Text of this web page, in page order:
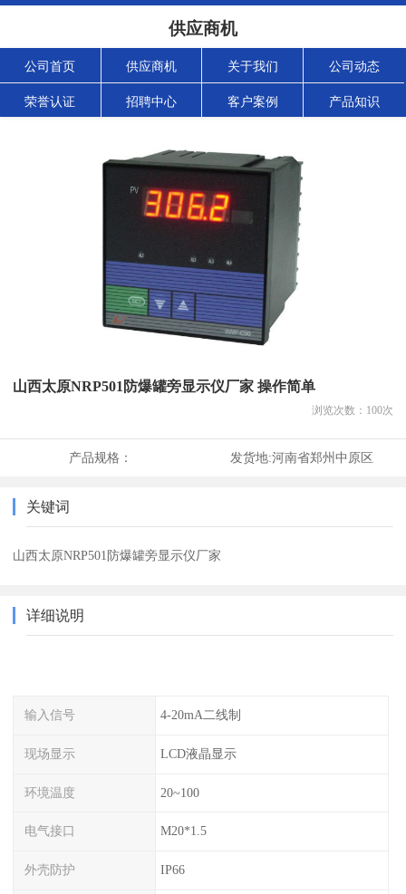
供应商机
公司首页 供应商机 关于我们 公司动态
荣誉认证 招聘中心 客户案例 产品知识
山西太原NRP501防爆罐旁显示仪厂家 操作简单
浏览次数： 100次
产品规格： 发货地:河南省郑州中原区
关键词
山西太原NRP501防爆罐旁显示仪厂家
详细说明
输入信号 4-20mA二线制
现场显示 LCD液晶显示
环境温度 20~100
电气接口 M20*1.5
外壳防护 IP66